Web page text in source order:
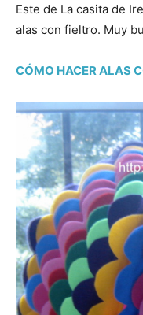
Este de La casita de
alas con fieltro. Muy
CÓMO HACER ALAS